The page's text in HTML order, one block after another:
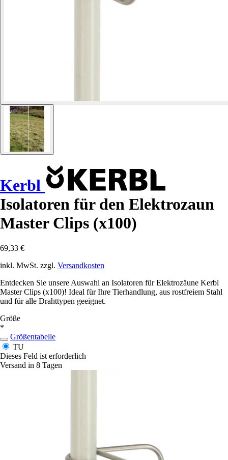
Kerbl
Isolatoren für den Elektrozaun
Master Clips (x100)
69,33 €
inkl. MwSt. zzgl. Versandkosten
Entdecken Sie unsere Auswahl an Isolatoren für Elektrozäune Kerbl
Master Clips (x100)! Ideal für Ihre Tierhandlung, aus rostfreiem Stahl
und für alle Drahttypen geeignet.
Größe
*
Größentabelle
TU
Dieses Feld ist erforderlich
Versand in 8 Tagen